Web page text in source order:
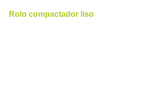
Rolo compactador liso